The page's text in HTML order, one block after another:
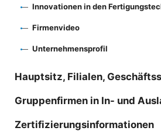
Innovationen in den
Firmenvideo
Unternehmensprofil
Hauptsitz, Filialen,
Gruppenfirmen in In- und
Zertifizierungsinformationen